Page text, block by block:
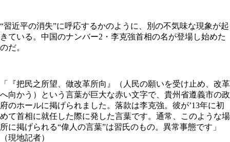
“習近平の消失”に呼応するかのように、別の不気味な現象が起
きている。中国のナンバー2・李克強首相の名が登場し始めた
のだ。
「『把民之所望、做改革所向』（人民の願いを受け止め、改革
へ向かう）という言葉が巨大な赤い文字で、貴州省遵義市の政
府のホールに掲げられました。落款は李克強。彼が’13年に初
めて首相に就任した際に発した言葉です。通常、このような場
所に掲げられる“偉人の言葉”は習氏のもの。異常事態です」
（現地記者）